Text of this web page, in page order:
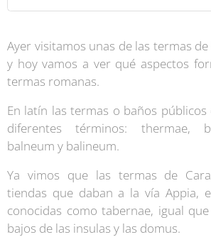
Ayer visitamos unas de las termas
y hoy vamos a ver qué aspectos
termas romanas.
En latín las termas o baños
diferentes términos: thermae,
balneum y balineum.
Ya vimos que las termas de
tiendas que daban a la vía Appia,
conocidas como tabernae, igual
bajos de las insulas y las domus.